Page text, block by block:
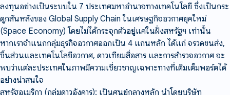
ลงทุนอย่างเป็นระบบใน 7 ประเทศมหาอำนาจทางเทคโนโลยี ซึ่งเป็นกระ
ดูกสันหลังของ Global Supply Chain ในเศรษฐกิจอวกาศยุคใหม่
(Space Economy) โดยไม่ได้กระจุกตัวอยู่แค่ในฝั่งสหรัฐฯ เท่านั้น
หากเราจำแนกกลุ่มธุรกิจอวกาศออกเป็น 4 แกนหลัก ได้แก่ จรวดขนส่ง,
ชิ้นส่วนและเทคโนโลยีอวกาศ, ดาวเทียมสื่อสาร และการสำรวจอวกาศ จะ
พบว่าแต่ละประเทศในภาพมีความเชี่ยวชาญเฉพาะทางที่เติมเต็มพอร์ตได้
อย่างน่าสนใจ
สหรัฐอเมริกา (กลุ่มดาวอังคาร): เป็นศูนย์กลางหลัก นำโดยบริษัท